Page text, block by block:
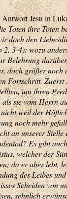
Jesu in
Toten ihre Toten
doch den
2, 3-4): wozu
Belehrung
doch größer noch
Fortschritt.
um ihren
sie vom Herrn
weil der
noch mehr
an unserer Stelle
Es gibt
welcher der
da er aber lebt,
des Leibes
Scheiden von
sehnlich